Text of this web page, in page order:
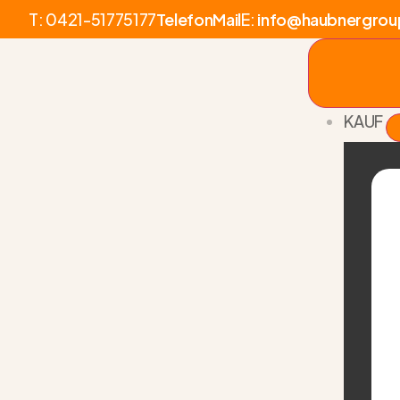
T: 0421-51775177TelefonMailE:
KAUF